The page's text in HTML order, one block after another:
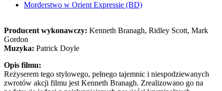
Morderstwo w Orient Expressie (BD)
Producent wykonawczy: Kenneth Branagh, Ridley Scott, Mark
Gordon
Muzyka: Patrick Doyle
Opis filmu:
Reżyserem tego stylowego, pełnego tajemnic i niespodziewanych
zwrotów akcji filmu jest Kenneth Branagh. Zrealizowano go na